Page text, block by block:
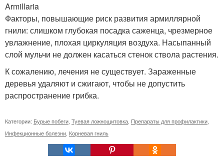
Armillaria
Факторы, повышающие риск развития армиллярной
гнили: слишком глубокая посадка саженца, чрезмерное
увлажнение, плохая циркуляция воздуха. Насыпанный
слой мульчи не должен касаться стенок ствола растения.
К сожалению, лечения не существует. Зараженные
деревья удаляют и сжигают, чтобы не допустить
распространение грибка.
Категории: Бурые побеги Туевая ложнощитовка Препараты для профилактики
Инфекционные болезни Корневая гниль